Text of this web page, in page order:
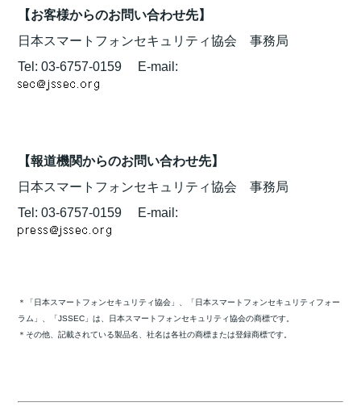
【お客様からのお問い合わせ先】
日本スマートフォンセキュリティ協会 事務局
Tel: 03-6757-0159 E-mail:
【報道機関からのお問い合わせ先】
日本スマートフォンセキュリティ協会 事務局
Tel: 03-6757-0159 E-mail:
＊「日本スマートフォンセキュリティ協会」、「日本スマートフォンセキュリティフォー
ラム」、「JSSEC」は、日本スマートフォンセキュリティ協会の商標です。
＊その他、記載されている製品名、社名は各社の商標または登録商標です。